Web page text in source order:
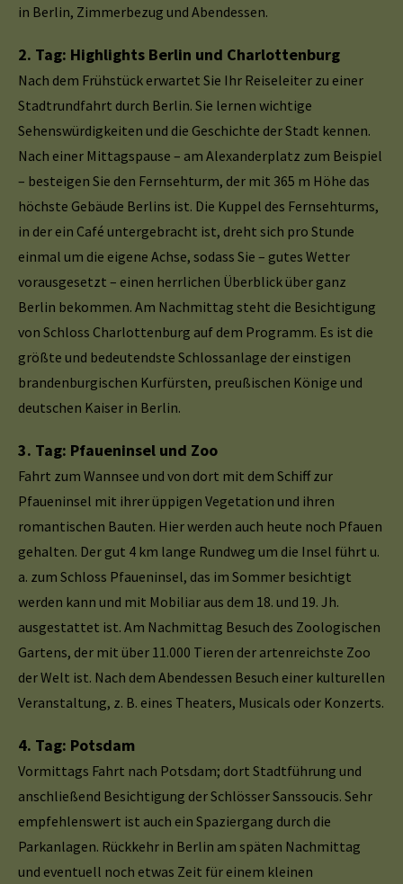
in Berlin, Zimmerbezug und Abendessen.
2. Tag: Highlights Berlin und Charlottenburg
Nach dem Frühstück erwartet Sie Ihr Reiseleiter zu einer
Stadtrundfahrt durch Berlin. Sie lernen wichtige
Sehenswürdigkeiten und die Geschichte der Stadt kennen.
Nach einer Mittagspause – am Alexanderplatz zum Beispiel
– besteigen Sie den Fernsehturm, der mit 365 m Höhe das
höchste Gebäude Berlins ist. Die Kuppel des Fernsehturms,
in der ein Café untergebracht ist, dreht sich pro Stunde
einmal um die eigene Achse, sodass Sie – gutes Wetter
vorausgesetzt – einen herrlichen Überblick über ganz
Berlin bekommen. Am Nachmittag steht die Besichtigung
von Schloss Charlottenburg auf dem Programm. Es ist die
größte und bedeutendste Schlossanlage der einstigen
brandenburgischen Kurfürsten, preußischen Könige und
deutschen Kaiser in Berlin.
3. Tag: Pfaueninsel und Zoo
Fahrt zum Wannsee und von dort mit dem Schiff zur
Pfaueninsel mit ihrer üppigen Vegetation und ihren
romantischen Bauten. Hier werden auch heute noch Pfauen
gehalten. Der gut 4 km lange Rundweg um die Insel führt u.
a. zum Schloss Pfaueninsel, das im Sommer besichtigt
werden kann und mit Mobiliar aus dem 18. und 19. Jh.
ausgestattet ist. Am Nachmittag Besuch des Zoologischen
Gartens, der mit über 11.000 Tieren der artenreichste Zoo
der Welt ist. Nach dem Abendessen Besuch einer kulturellen
Veranstaltung, z. B. eines Theaters, Musicals oder Konzerts.
4. Tag: Potsdam
Vormittags Fahrt nach Potsdam; dort Stadtführung und
anschließend Besichtigung der Schlösser Sanssoucis. Sehr
empfehlenswert ist auch ein Spaziergang durch die
Parkanlagen. Rückkehr in Berlin am späten Nachmittag
und eventuell noch etwas Zeit für einem kleinen